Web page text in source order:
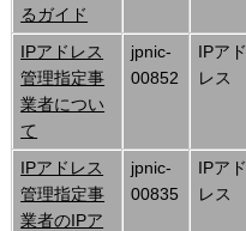
るガイド
IPアドレス
管理指定事
業者につい
て
jpnic-
00852
IPアド
レス
IPアドレス
管理指定事
業者のIPア
jpnic-
00835
IPアド
レス